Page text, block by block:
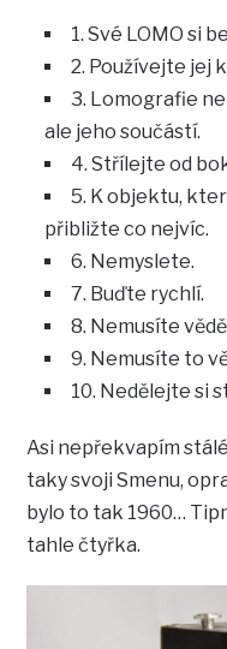
1. Své LOMO si
2. Používejte jej
3. Lomografie
ale jeho součástí.
4. Střílejte od
5. K objektu,
přibližte co nejvíc.
6. Nemyslete.
7. Buďte rychlí.
8. Nemusíte
9. Nemusíte to
10. Nedělejte si
Asi nepřekvapím
taky svoji Smenu,
bylo to tak 1960…
tahle čtyřka.